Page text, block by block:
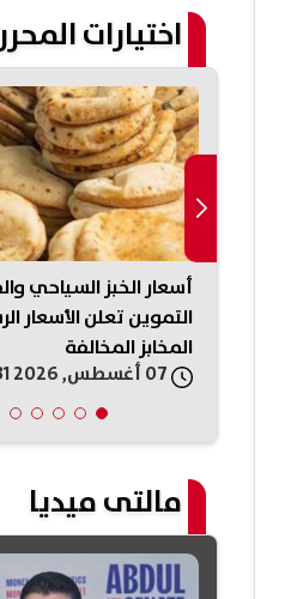
اختيارات
التموين تعلن الأسعار
المخابز المخالفة
مالتى ميديا